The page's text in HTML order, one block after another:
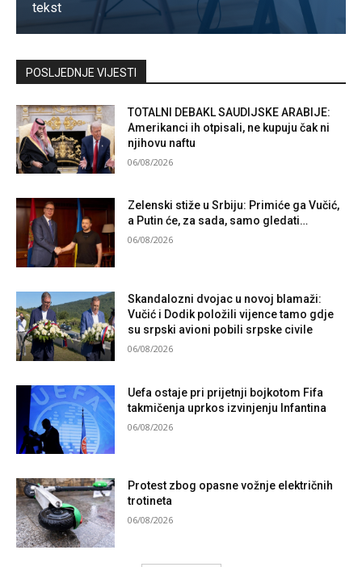
tekst
Kontaktirajte nas
POSLJEDNJE VIJESTI
TOTALNI DEBAKL SAUDIJSKE ARABIJE:
Amerikanci ih otpisali, ne kupuju čak ni
njihovu naftu
06/08/2026
Zelenski stiže u Srbiju: Primiće ga Vučić,
a Putin će, za sada, samo gledati…
06/08/2026
Skandalozni dvojac u novoj blamaži:
Vučić i Dodik položili vijence tamo gdje
su srpski avioni pobili srpske civile
06/08/2026
Uefa ostaje pri prijetnji bojkotom Fifa
takmičenja uprkos izvinjenju Infantina
06/08/2026
Protest zbog opasne vožnje električnih
trotineta
06/08/2026